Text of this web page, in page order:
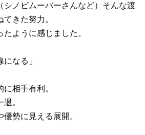
シノビムーバーさんなど）そんな渡
きた努力。
ように感じました。
になる」
相手有利。
。
勢に見える展開。